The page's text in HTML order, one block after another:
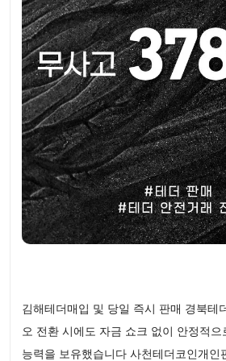
김해테더매입 및 당일 즉시 판매 경북테
오 전환 시에도 자금 쇼크 없이 안정적
능력을 보유했습니다 사천테더코인개인